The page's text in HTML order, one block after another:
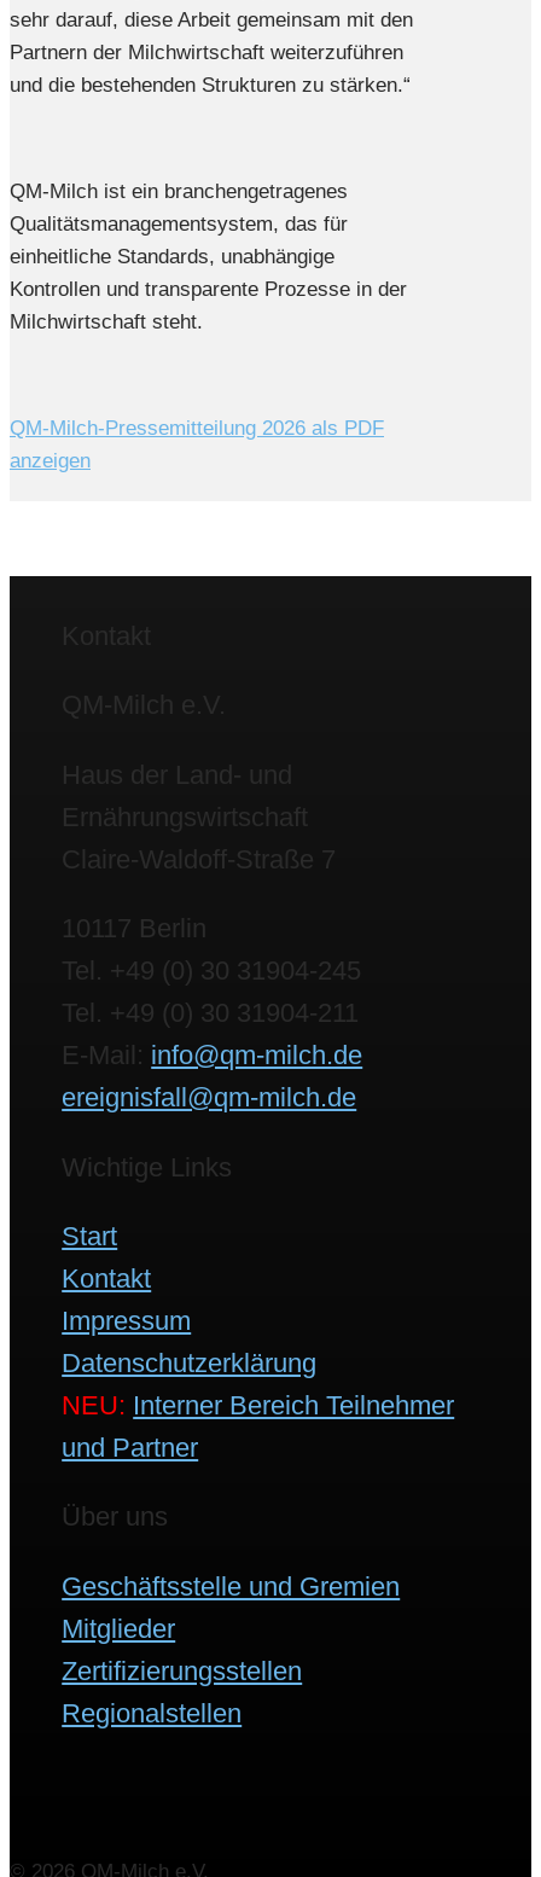
sehr darauf, diese Arbeit gemeinsam mit den
Partnern der Milchwirtschaft weiterzuführen
und die bestehenden Strukturen zu stärken.“
QM-Milch ist ein branchengetragenes
Qualitätsmanagementsystem, das für
einheitliche Standards, unabhängige
Kontrollen und transparente Prozesse in der
Milchwirtschaft steht.
QM-Milch-Pressemitteilung 2026 als PDF
anzeigen
Kontakt
QM-Milch e.V.
Haus der Land- und
Ernährungswirtschaft
Claire-Waldoff-Straße 7
10117 Berlin
Tel. +49 (0) 30 31904-245
Tel. +49 (0) 30 31904-211
E-Mail: info@qm-milch.de
ereignisfall@qm-milch.de
Wichtige Links
Start
Kontakt
Impressum
Datenschutzerklärung
NEU: Interner Bereich Teilnehmer
und Partner
Über uns
Geschäftsstelle und Gremien
Mitglieder
Zertifizierungsstellen
Regionalstellen
© 2026 QM-Milch e.V.